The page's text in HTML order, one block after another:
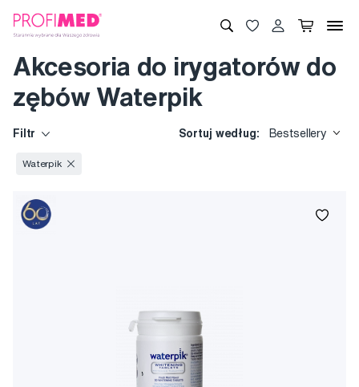
Akcesoria do irygatorów do
zębów Waterpik
Filtr Sortuj według: Bestsellery
Waterpik